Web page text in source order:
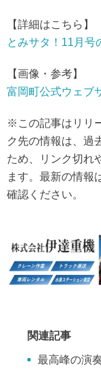
【詳細はこちら】
とみサタ！11月号
【画像・参考】
富岡町公式ウェブ
※この記事はリリ
ク先の情報は、過
ため、リンク切れ
ます。最新の情報
確認ください。
関連記事
最高峰の演